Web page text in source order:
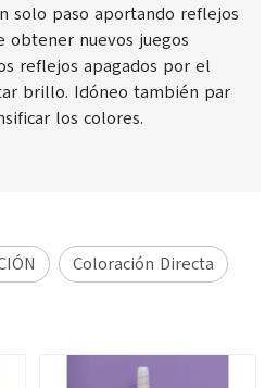
solo paso aportando reflejos
obtener nuevos juegos
reflejos apagados por el
brillo. Idóneo también par
los colores.
Coloración Directa